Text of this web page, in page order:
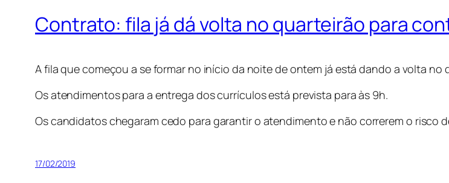
Contrato: fila já dá volta no quarteirão para
A fila que começou a se formar no início da noite de ontem já está dando a volta
Os atendimentos para a entrega dos currículos está prevista para às 9h.
Os candidatos chegaram cedo para garantir o atendimento e não correrem o risco
17/02/2019